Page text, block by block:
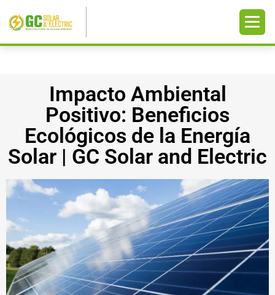
Impacto Ambiental
Positivo: Beneficios
Ecológicos de la Energía
Solar | GC Solar and Electric